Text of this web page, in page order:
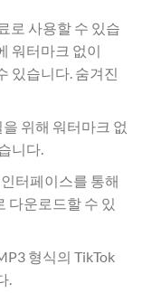
로 사용할 수 있습
워터마크 없이
있습니다. 숨겨진
위해 워터마크 없
니다.
터페이스를 통해
다운로드할 수 있
형식의 TikTok
.